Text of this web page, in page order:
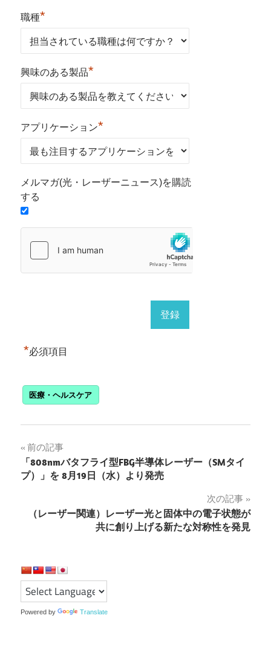
職種*
興味のある製品*
アプリケーション*
メルマガ(光・レーザーニュース)を購読
する
*必須項目
医療・ヘルスケア
投
稿
ビ
ー
シ
ョ
前の記事
「808nmバタフライ型FBG半導体レーザー（SMタイ
プ）」を 8月19日（水）より発売
次の記事
（レーザー関連）レーザー光と固体中の電子状態が
共に創り上げる新たな対称性を発見
Powered by Translate